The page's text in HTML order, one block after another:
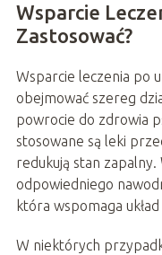
Wsparcie
Zastosować?
Wsparcie leczenia po
obejmować szereg
powrocie do zdrowia
stosowane są leki
redukują stan
odpowiedniego
która wspomaga
W niektórych